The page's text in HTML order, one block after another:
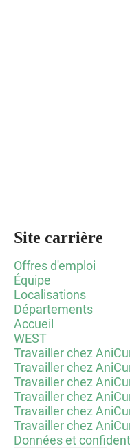
Site carrière
Offres d'emploi
Équipe
Localisations
Départements
Accueil
WEST
Travailler chez
Travailler chez
Travailler chez
Travailler chez
Travailler chez
Travailler chez
Données et